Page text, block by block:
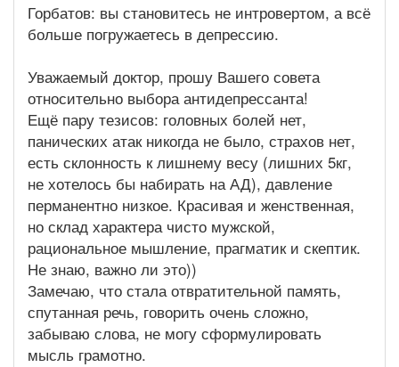
Горбатов: вы становитесь не интровертом, а всё
больше погружаетесь в депрессию.
Уважаемый доктор, прошу Вашего совета
относительно выбора антидепрессанта!
Ещё пару тезисов: головных болей нет,
панических атак никогда не было, страхов нет,
есть склонность к лишнему весу (лишних 5кг,
не хотелось бы набирать на АД), давление
перманентно низкое. Красивая и женственная,
но склад характера чисто мужской,
рациональное мышление, прагматик и скептик.
Не знаю, важно ли это))
Замечаю, что стала отвратительной память,
спутанная речь, говорить очень сложно,
забываю слова, не могу сформулировать
мысль грамотно.